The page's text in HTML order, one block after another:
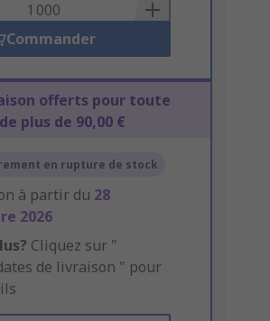
Commander
offerts pour toute
plus de 90,00 €
en rupture de stock
à partir du 28
2026
Cliquez sur "
de livraison " pour